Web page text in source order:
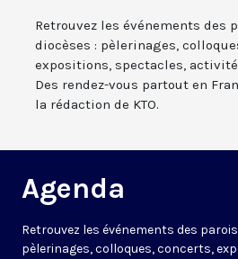
Retrouvez les événements des
diocèses : pèlerinages,
expositions, spectacles,
Des rendez-vous partout en
la rédaction de KTO.
Agenda
Retrouvez les événements des
pèlerinages, colloques, concerts,